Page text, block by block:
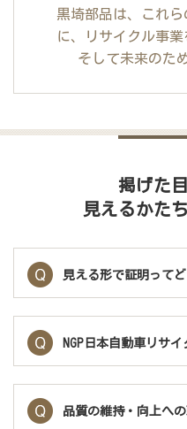
黒埼部品は、これ
に、リサイクル事業
そして未来のた
掲げた
見えるかた
見える形で証明って
NGP日本自動車リサ
品質の維持・向上へ